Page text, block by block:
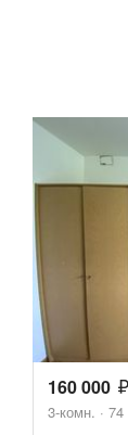
160 000
3-комн. 74